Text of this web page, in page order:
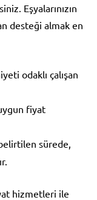
Eşyalarınızın
desteği almak en
odaklı çalışan
fiyat
sürede,
hizmetleri ile